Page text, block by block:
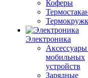
Коферы
Электроника
мобильных
устройств
Зарядные